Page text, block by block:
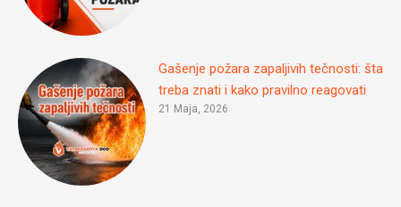
Gašenje požara zapaljivih tečnosti: šta
treba znati i kako pravilno reagovati
21 Maja, 2026